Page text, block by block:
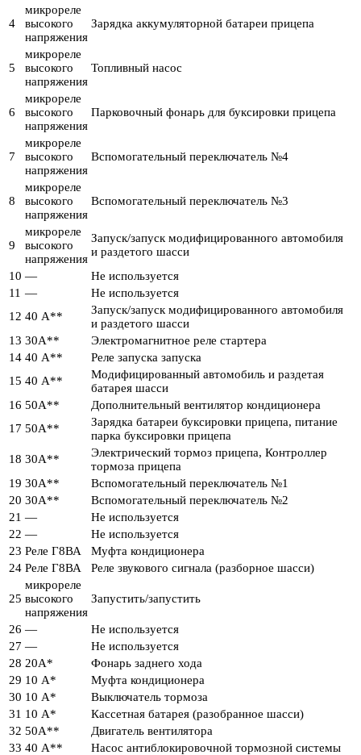
4
микрореле
высокого
напряжения
Зарядка аккумуляторной батареи прицепа
5
микрореле
высокого
напряжения
Топливный насос
6
микрореле
высокого
напряжения
Парковочный фонарь для буксировки прицепа
7
микрореле
высокого
напряжения
Вспомогательный переключатель №4
8
микрореле
высокого
напряжения
Вспомогательный переключатель №3
9
микрореле
высокого
напряжения
Запуск/запуск модифицированного автомобиля
и раздетого шасси
10 —
Не используется
11 —
Не используется
12 40 А**
Запуск/запуск модифицированного автомобиля
и раздетого шасси
13 30А**
Электромагнитное реле стартера
14 40 А**
Реле запуска запуска
15 40 А**
Модифицированный автомобиль и раздетая
батарея шасси
16 50А**
Дополнительный вентилятор кондиционера
17 50А**
Зарядка батареи буксировки прицепа, питание
парка буксировки прицепа
18 30А**
Электрический тормоз прицепа, Контроллер
тормоза прицепа
19 30А**
Вспомогательный переключатель №1
20 30А**
Вспомогательный переключатель №2
21 —
Не используется
22 —
Не используется
23 Реле Г8ВА
Муфта кондиционера
24 Реле Г8ВА Реле звукового сигнала (разборное шасси)
25
микрореле
высокого
напряжения
Запустить/запустить
26 —
Не используется
27 —
Не используется
28 20А*
Фонарь заднего хода
29 10 А*
Муфта кондиционера
30 10 А*
Выключатель тормоза
31 10 А*
Кассетная батарея (разобранное шасси)
32 50А**
Двигатель вентилятора
33 40 А**
Насос антиблокировочной тормозной системы